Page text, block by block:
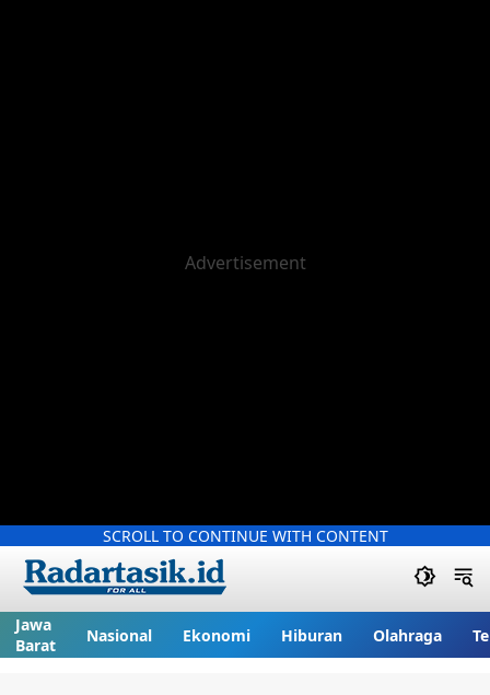
SCROLL TO CONTINUE WITH CONTENT
Jawa
Barat
Nasional Ekonomi Hiburan Olahraga